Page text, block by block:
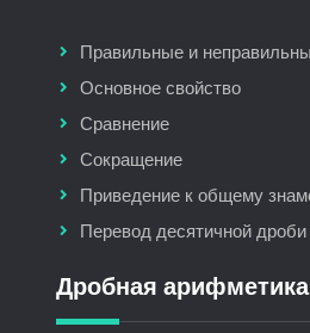
Правильные и
Основное свойство
Сравнение
Сокращение
Приведение к общему
Перевод десятичной
Дробная арифметика